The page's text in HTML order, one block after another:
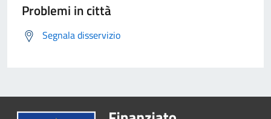
Problemi in città
Segnala disservizio